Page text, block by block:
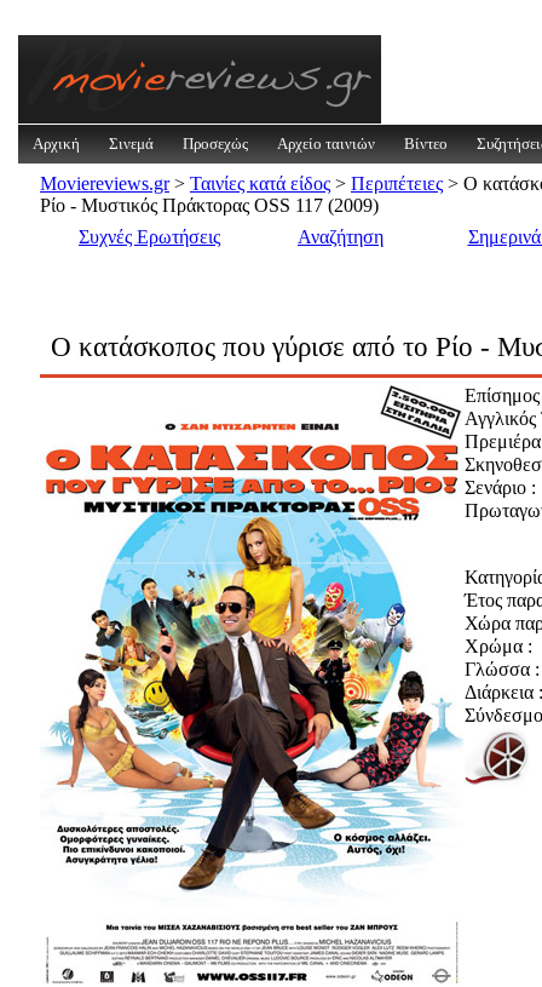
Αρχική Σινεμά Προσεχώς Αρχείο ταινιών Βίντεο
Moviereviews.gr > Ταινίες κατά είδος > Περιπέτειες > Ο
Ρίο - Μυστικός Πράκτορας OSS 117 (2009)
Συχνές Ερωτήσεις
Αναζήτηση
Ο κατάσκοπος που γύρισε από το Ρίο -
Επίσημος
Αγγλικός
Σενάριο :
Έτος
Χώρα
Χρώμα :
Γλώσσα :
Διάρκεια :